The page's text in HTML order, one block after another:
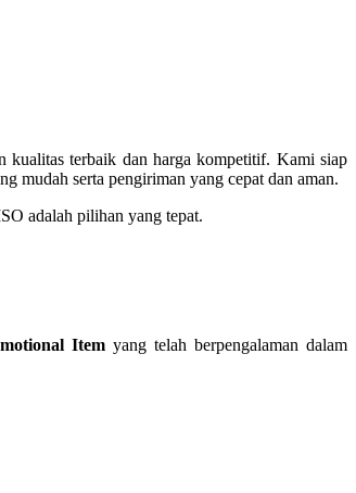
terbaik dan harga kompetitif. Kami siap
mudah serta pengiriman yang cepat dan aman.
adalah pilihan yang tepat.
Item yang telah berpengalaman dalam